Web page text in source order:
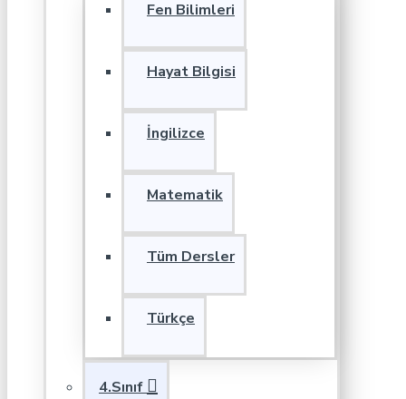
Fen Bilimleri
Hayat Bilgisi
İngilizce
Matematik
Tüm Dersler
Türkçe
4.Sınıf